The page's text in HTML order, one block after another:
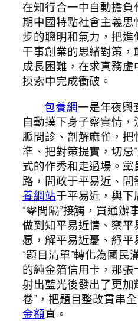
在知行合一中自動擔
期中國特點社會主義
步的聰明和氣力，把進
干事創業的思緒對策
成長困難，在求真務
摸索中完成衝破。
包養網一是年夜興
自動撲下身子察實情
脈問診、剖解麻雀，
準、把對策提實，切忌
式的作秀和走過場。
路，問政于平易近、
養網站于平易近，與下
“零間隔”接觸，買通辦
做到知平易近情、察
愿，解平易近憂、紓
“題目清單”轉化為國民
的純金箔信用卡，那
射出藍光後發出了更
卷”，把題目整改貫串
金額直。